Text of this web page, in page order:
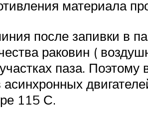
материала
после запивки в
раковин (
паза.
115 С.